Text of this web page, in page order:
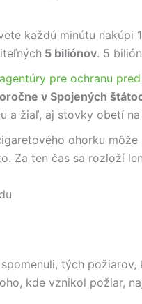
každú minútu
5 biliónov. 5
pre ochranu
v Spojených
a žiaľ, aj stovky obetí
ohorku
Za ten čas sa rozloží
tých
kde vznikol požiar,